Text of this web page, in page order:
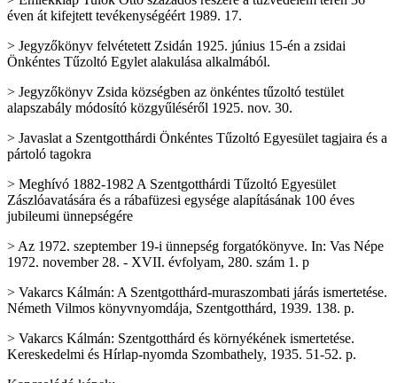
éven át kifejtett tevékenységéért 1989. 17.
> Jegyzőkönyv felvétetett Zsidán 1925. június 15-én a zsidai
Önkéntes Tűzoltó Egylet alakulása alkalmából.
> Jegyzőkönyv Zsida községben az önkéntes tűzoltó testület
alapszabály módosító közgyűléséről 1925. nov. 30.
> Javaslat a Szentgotthárdi Önkéntes Tűzoltó Egyesület tagjaira és a
pártoló tagokra
> Meghívó 1882-1982 A Szentgotthárdi Tűzoltó Egyesület
Zászlóavatására és a rábafüzesi egysége alapításának 100 éves
jubileumi ünnepségére
> Az 1972. szeptember 19-i ünnepség forgatókönyve. In: Vas Népe
1972. november 28. - XVII. évfolyam, 280. szám 1. p
> Vakarcs Kálmán: A Szentgotthárd-muraszombati járás ismertetése.
Németh Vilmos könyvnyomdája, Szentgotthárd, 1939. 138. p.
> Vakarcs Kálmán: Szentgotthárd és környékének ismertetése.
Kereskedelmi és Hírlap-nyomda Szombathely, 1935. 51-52. p.